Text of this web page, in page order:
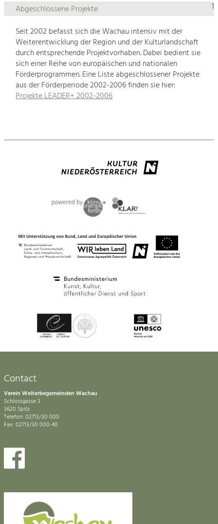
1
Abgeschlossene Projekte
Seit 2002 befasst sich die Wachau intensiv mit der
Weiterentwicklung der Region und der Kulturlandschaft
durch entsprechende Projektvorhaben. Dabei bedient sie
sich einer Reihe von europäischen und nationalen
Förderprogrammen. Eine Liste abgeschlossener Projekte
aus der Förderperiode 2002-2006 finden sie hier:
Projekte LEADER+ 2002-2006
Contact
Verein Welterbegemeinden Wachau
Schlossgasse 3
3620 Spitz
Telefon: 02713/30 000
Fax: 02713/30 000-40